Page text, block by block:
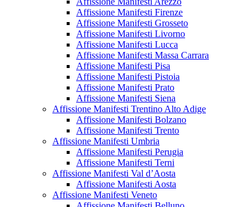
Affissione Manifesti Firenze
Affissione Manifesti Grosseto
Affissione Manifesti Livorno
Affissione Manifesti Lucca
Affissione Manifesti Massa Carrara
Affissione Manifesti Pisa
Affissione Manifesti Pistoia
Affissione Manifesti Prato
Affissione Manifesti Siena
Affissione Manifesti Trentino Alto Adige
Affissione Manifesti Bolzano
Affissione Manifesti Trento
Affissione Manifesti Umbria
Affissione Manifesti Perugia
Affissione Manifesti Terni
Affissione Manifesti Val d’Aosta
Affissione Manifesti Aosta
Affissione Manifesti Veneto